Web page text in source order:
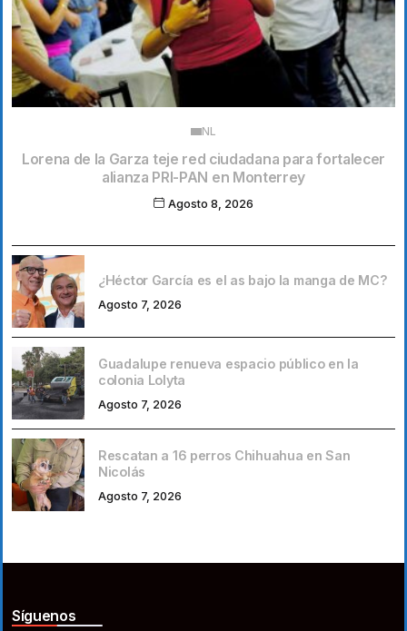
NL
Lorena de la Garza teje red ciudadana para fortalecer
alianza PRI-PAN en Monterrey
Agosto 8, 2026
¿Héctor García es el as bajo la manga de MC?
Agosto 7, 2026
Guadalupe renueva espacio público en la
colonia Lolyta
Agosto 7, 2026
Rescatan a 16 perros Chihuahua en San
Nicolás
Agosto 7, 2026
Síguenos